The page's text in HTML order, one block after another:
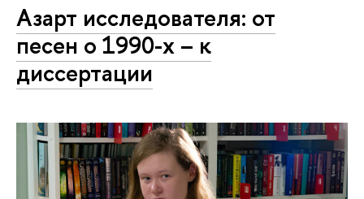
Азарт исследователя: от
песен о 1990-х – к
диссертации